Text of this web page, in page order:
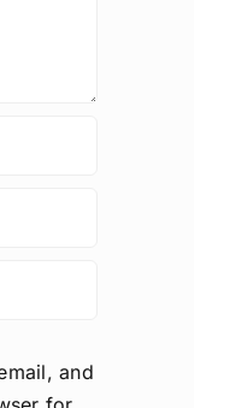
and